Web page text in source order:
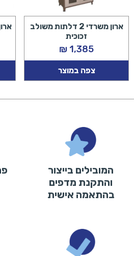
ארון משרדי 2 דלתות משולב
זכוכית
1,385
₪
צפה במוצר
המובילים בייצור
והתקנת מדפים
בהתאמה אישית